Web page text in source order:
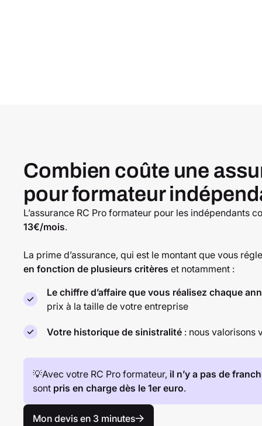
Combien coûte une
pour formateur
L’assurance RC Pro formateur pour les indépendants
13€/mois.
La prime d’assurance, qui est le montant que vous
en fonction de plusieurs critères et notamment :
Le chiffre d’affaire que vous réalisez chaque
prix à la taille de votre entreprise
Votre historique de sinistralité : nous valorisons
💡Avec votre RC Pro formateur, il n’y a pas de
sont pris en charge dès le 1er euro.
Mon devis en 3 minutes